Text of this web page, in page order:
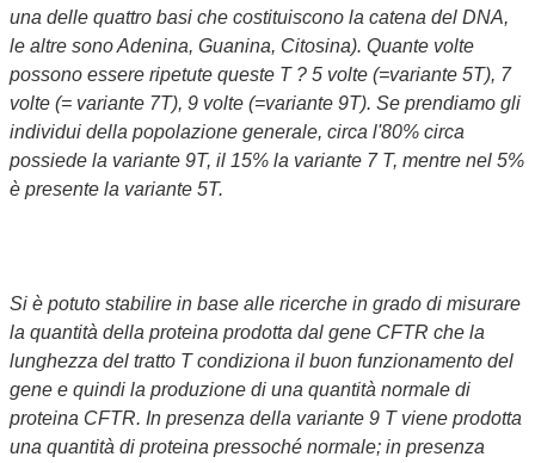
una delle quattro basi che costituiscono la catena del DNA,
le altre sono Adenina, Guanina, Citosina). Quante volte
possono essere ripetute queste T ? 5 volte (=variante 5T), 7
volte (= variante 7T), 9 volte (=variante 9T). Se prendiamo gli
individui della popolazione generale, circa l'80% circa
possiede la variante 9T, il 15% la variante 7 T, mentre nel 5%
è presente la variante 5T.
Si è potuto stabilire in base alle ricerche in grado di misurare
la quantità della proteina prodotta dal gene CFTR che la
lunghezza del tratto T condiziona il buon funzionamento del
gene e quindi la produzione di una quantità normale di
proteina CFTR. In presenza della variante 9 T viene prodotta
una quantità di proteina pressoché normale; in presenza